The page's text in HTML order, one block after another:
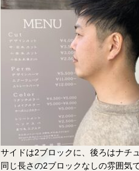
サイドは2ブロックに、後ろはナチ
同じ長さの2ブロックなしの雰囲気